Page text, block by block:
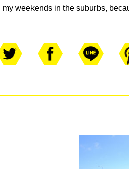
weekends in the suburbs,